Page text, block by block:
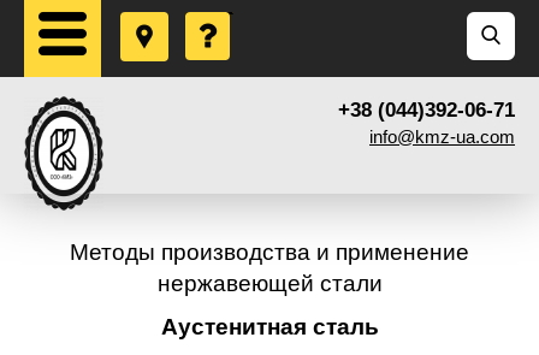
+38 (044)392-06-71
info@kmz-ua.com
Методы производства и применение
нержавеющей стали
Аустенитная сталь